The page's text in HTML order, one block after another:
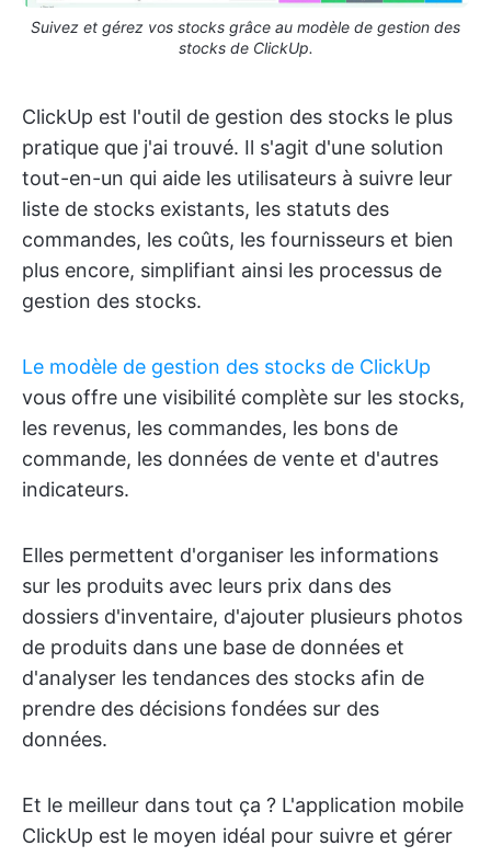
Suivez et gérez vos stocks grâce au modèle de gestion des
stocks de ClickUp.
ClickUp est l'outil de gestion des stocks le plus
pratique que j'ai trouvé. Il s'agit d'une solution
tout-en-un qui aide les utilisateurs à suivre leur
liste de stocks existants, les statuts des
commandes, les coûts, les fournisseurs et bien
plus encore, simplifiant ainsi les processus de
gestion des stocks.
Le modèle de gestion des stocks de ClickUp
vous offre une visibilité complète sur les stocks,
les revenus, les commandes, les bons de
commande, les données de vente et d'autres
indicateurs.
Elles permettent d'organiser les informations
sur les produits avec leurs prix dans des
dossiers d'inventaire, d'ajouter plusieurs photos
de produits dans une base de données et
d'analyser les tendances des stocks afin de
prendre des décisions fondées sur des
données.
Et le meilleur dans tout ça ? L'application mobile
ClickUp est le moyen idéal pour suivre et gérer